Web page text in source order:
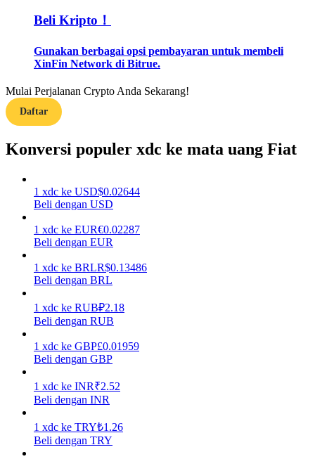
Strategi perdagangan
Pelajari cara untuk tetap menghasilkan keuntungan
Babi Kekuatan
Dapatkan imbalan kompetitif setiap hari
Beli Kripto！
Gunakan berbagai opsi pembayaran untuk membeli
XinFin Network di Bitrue.
Mulai Perjalanan Crypto Anda Sekarang!
Daftar
Konversi populer xdc ke mata uang Fiat
1 xdc ke USD$0.02644
Beli dengan USD
1 xdc ke EUR€0.02287
Beli dengan EUR
1 xdc ke BRLR$0.13486
Beli dengan BRL
1 xdc ke RUB₽2.18
Beli dengan RUB
1 xdc ke GBP£0.01959
Beli dengan GBP
1 xdc ke INR₹2.52
Beli dengan INR
1 xdc ke TRY₺1.26
Beli dengan TRY